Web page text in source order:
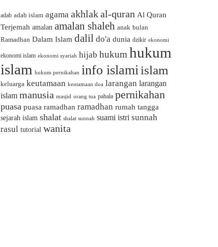
adab adab islam agama akhlakal-quran Al Quran
Terjemah amalan amalan shaleh anak bulan
Ramadhan Dalam Islam dalil do'a dunia dzikir ekonomi
ekonomi islam ekonomi syariah hijab hukum hukum
islam hukum pernikahan info islamiislam
keluarga keutamaan keutamaan doa larangan larangan
islam manusia masjid orang tua pahala pernikahan
puasa puasa ramadhan ramadhan rumah tangga
sejarah islam shalat shalat sunnah suami istri sunnah
rasul tutorial wanita